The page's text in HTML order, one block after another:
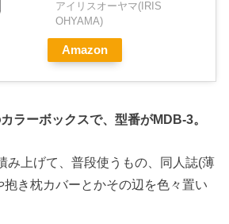
アイリスオーヤマ(IRIS
OHYAMA)
Amazon
ラーボックスで、型番がMDB-3。
み上げて、普段使うもの、同人誌(薄
抱き枕カバーとかその辺を色々置い